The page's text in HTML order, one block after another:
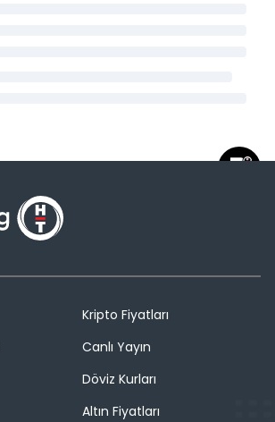
Kripto Fiyatları
Canlı Yayın
Döviz Kurları
Altın Fiyatları